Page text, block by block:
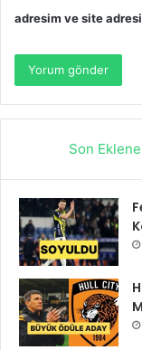
adresim ve site
Son